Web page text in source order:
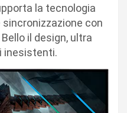
la tecnologia
sincronizzazione con
il design, ultra
inesistenti.